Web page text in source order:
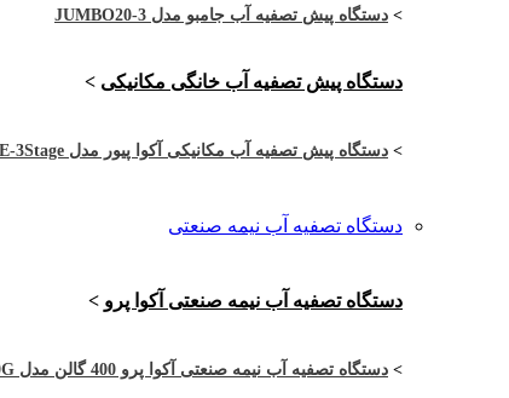
> دستگاه پیش تصفیه آب جامبو مدل JUMBO20-3
دستگاه پیش تصفیه آب خانگی مکانیکی >
> دستگاه پیش تصفیه آب مکانیکی آکوا پیور مدل APURE-3Stage
دستگاه تصفیه آب نیمه صنعتی
دستگاه تصفیه آب نیمه صنعتی آکوا پرو >
> دستگاه تصفیه آب نیمه صنعتی آکوا پرو 400 گالن مدل APRO-4RO8-400G